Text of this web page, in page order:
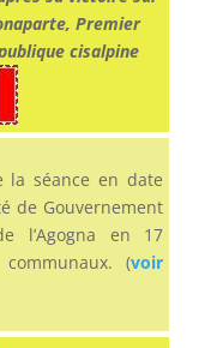
Premier
cisalpine
séance en date
de Gouvernement
l’Agogna en 17
(voir